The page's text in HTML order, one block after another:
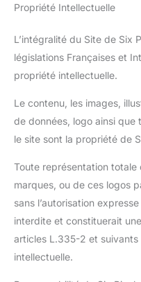
Propriété Intellectuelle
L’intégralité du Site de Six
législations Françaises et
propriété intellectuelle.
Le contenu, les images,
de données, logo ainsi
le site sont la propriété de
Toute représentation
marques, ou de ces logos
sans l’autorisation
interdite et constituerait
articles L.335-2 et
intellectuelle.